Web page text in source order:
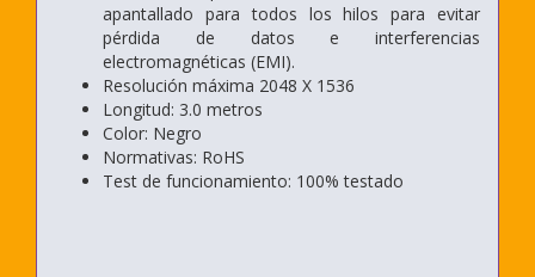
apantallado para todos los hilos para evitar
pérdida de datos e interferencias
electromagnéticas (EMI).
Resolución máxima 2048 X 1536
Longitud: 3.0 metros
Color: Negro
Normativas: RoHS
Test de funcionamiento: 100% testado